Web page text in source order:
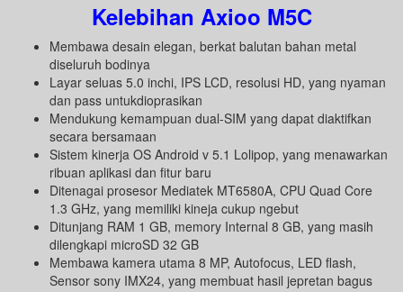
Kelebihan Axioo M5C
Membawa desain elegan, berkat balutan bahan metal
diseluruh bodinya
Layar seluas 5.0 inchi, IPS LCD, resolusi HD, yang nyaman
dan pass untukdioprasikan
Mendukung kemampuan dual-SIM yang dapat diaktifkan
secara bersamaan
Sistem kinerja OS Android v 5.1 Lolipop, yang menawarkan
ribuan aplikasi dan fitur baru
Ditenagai prosesor Mediatek MT6580A, CPU Quad Core
1.3 GHz, yang memiliki kineja cukup ngebut
Ditunjang RAM 1 GB, memory Internal 8 GB, yang masih
dilengkapi microSD 32 GB
Membawa kamera utama 8 MP, Autofocus, LED flash,
Sensor sony IMX24, yang membuat hasil jepretan bagus